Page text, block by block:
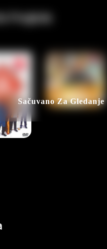
Sačuvano Za Gledanje
Pregleda